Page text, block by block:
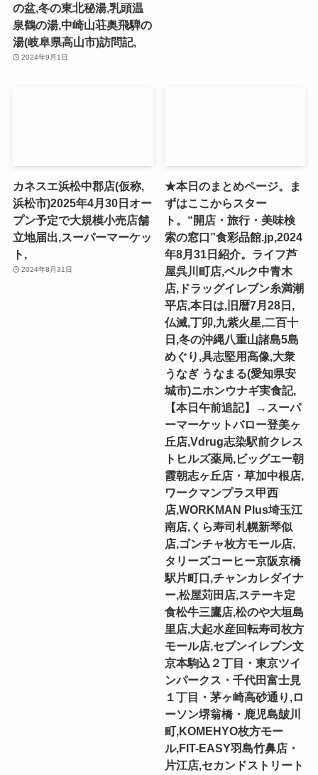
の盆,冬の東北秘湯,乳頭温
泉鶴の湯,中崎山荘奥飛騨の
湯(岐阜県高山市)訪問記,
2024年9月1日
カネスエ浜松中郡店(仮称,
浜松市)2025年4月30日オー
プン予定で大規模小売店舗
立地届出,スーパーマーケッ
ト,
2024年8月31日
★本日のまとめページ。ま
ずはここからスター
ト。“開店・旅行・美味検
索の窓口”食彩品館.jp,2024
年8月31日紹介。ライフ芦
屋呉川町店,ベルク中青木
店,ドラッグイレブン糸満潮
平店,本日は,旧暦7月28日,
仏滅,丁卯,九紫火星,二百十
日,冬の沖縄八重山諸島5島
めぐり,具志堅用高像,大衆
うなぎ うなまる(愛知県安
城市)ニホンウナギ実食記,
【本日午前追記】→スーパ
ーマーケットバロー登美ヶ
丘店,Vdrug志染駅前クレス
トヒルズ薬局,ビッグエー朝
霞朝志ヶ丘店・草加中根店,
ワークマンプラス甲西
店,WORKMAN Plus埼玉江
南店,くら寿司札幌新琴似
店,ゴンチャ枚方モール店,
タリーズコーヒー京阪京橋
駅片町口,チャンカレダイナ
ー,松屋苅田店,ステーキ定
食松牛三鷹店,松のや大垣島
里店,大起水産回転寿司枚方
モール店,セブンイレブン文
京本駒込２丁目・東京ツイ
ンパークス・千代田富士見
１丁目・茅ヶ崎高砂通り,ロ
ーソン堺翁橋・鹿児島皷川
町,KOMEHYO枚方モー
ル,FIT-EASY羽島竹鼻店・
片江店,セカンドストリート